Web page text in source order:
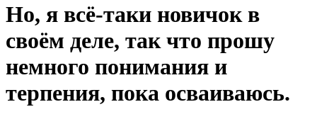
Но, я всё-таки новичок в
своём деле, так что прошу
немного понимания и
терпения, пока осваиваюсь.